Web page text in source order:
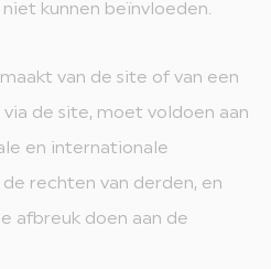
kunnen beïnvloeden.
van de site of van een
de site, moet voldoen aan
en internationale
rechten van derden, en
afbreuk doen aan de